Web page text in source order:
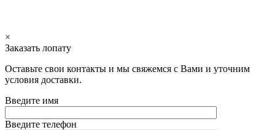
×
Заказать лопату
Оставьте свои контакты и мы свяжемся с Вами и уточним
условия доставки.
Введите имя
Введите телефон